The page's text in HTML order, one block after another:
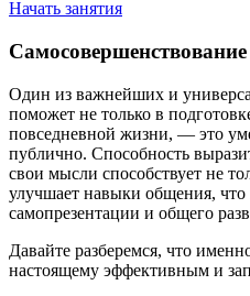
Начать занятия
Самосовершенствование
Один из важнейших и
поможет не только в
повседневной жизни, — это
публично. Способность
свои мысли способствует не
улучшает навыки общения,
самопрезентации и общего
Давайте разберемся, что
настоящему эффективным и